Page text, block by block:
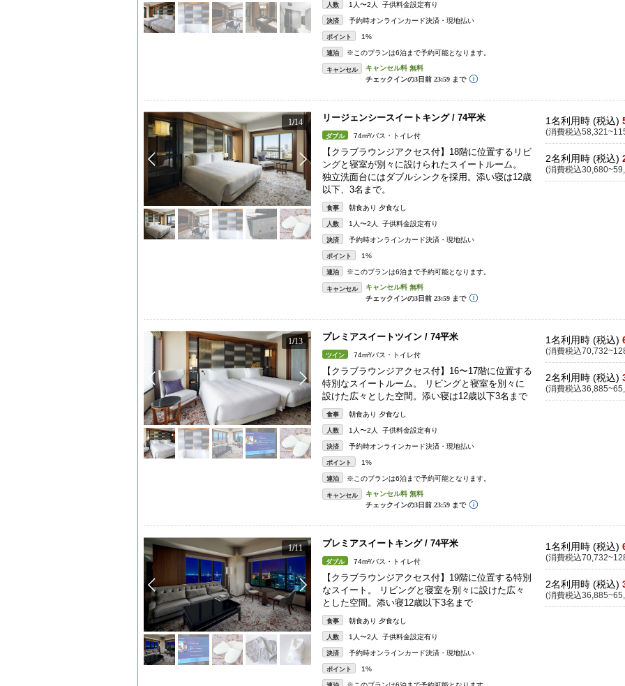
人数 1人〜2人 子供料金設定有り
決済 予約時オンラインカード決済・現地払い
ポイント 1%
連泊 ※このプランは6泊まで予約可能となります。
キャンセル
1/14 リージェンシースイートキング / 74平米
ダブル 74m²/バス・トイレ付
【クラブラウンジアクセス付】18階に位置するリビ
ングと寝室が別々に設けられたスイートルーム。
独立洗面台にはダブルシンクを採用。添い寝は12歳
以下、3名まで。
食事 朝食あり 夕食なし
人数 1人〜2人 子供料金設定有り
決済 予約時オンラインカード決済・現地払い
ポイント 1%
連泊 ※このプランは6泊まで予約可能となります。
キャンセル
1名利用時 (税込)
(消費税込
2名利用時 (税込)
(消費税込
1/13 プレミアスイートツイン / 74平米
ツイン 74m²/バス・トイレ付
【クラブラウンジアクセス付】16〜17階に位置する
特別なスイートルーム。 リビングと寝室を別々に
設けた広々とした空間。添い寝は12歳以下3名まで
食事 朝食あり 夕食なし
人数 1人〜2人 子供料金設定有り
決済 予約時オンラインカード決済・現地払い
ポイント 1%
連泊 ※このプランは6泊まで予約可能となります。
キャンセル
1名利用時 (税込)
(消費税込
2名利用時 (税込)
(消費税込
1/11 プレミアスイートキング / 74平米
ダブル 74m²/バス・トイレ付
【クラブラウンジアクセス付】19階に位置する特別
なスイート。 リビングと寝室を別々に設けた広々
とした空間。添い寝12歳以下3名まで
食事 朝食あり 夕食なし
人数 1人〜2人 子供料金設定有り
決済 予約時オンラインカード決済・現地払い
ポイント 1%
1名利用時 (税込)
(消費税込
2名利用時 (税込)
(消費税込